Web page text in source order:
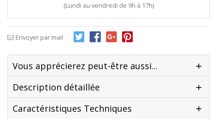
(Lundi au vendredi de 9h à 17h)
Envoyer par mail
Vous apprécierez peut-être aussi...
Description détaillée
Caractéristiques Techniques